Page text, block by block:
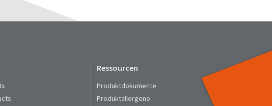
Ressourcen
Produktdokumente
Produktallergene